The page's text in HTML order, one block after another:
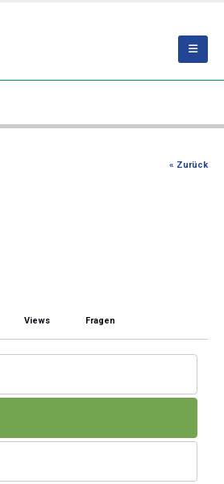
« Zurück
Views Fragen